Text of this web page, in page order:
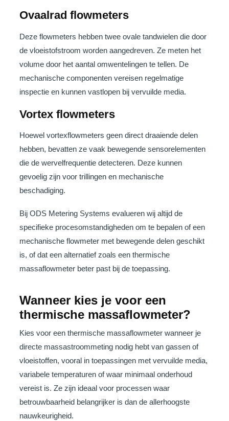
Ovaalrad flowmeters
Deze flowmeters hebben twee ovale tandwielen die door
de vloeistofstroom worden aangedreven. Ze meten het
volume door het aantal omwentelingen te tellen. De
mechanische componenten vereisen regelmatige
inspectie en kunnen vastlopen bij vervuilde media.
Vortex flowmeters
Hoewel vortexflowmeters geen direct draaiende delen
hebben, bevatten ze vaak bewegende sensorelementen
die de wervelfrequentie detecteren. Deze kunnen
gevoelig zijn voor trillingen en mechanische
beschadiging.
Bij ODS Metering Systems evalueren wij altijd de
specifieke procesomstandigheden om te bepalen of een
mechanische flowmeter met bewegende delen geschikt
is, of dat een alternatief zoals een thermische
massaflowmeter beter past bij de toepassing.
Wanneer kies je voor een
thermische massaflowmeter?
Kies voor een thermische massaflowmeter wanneer je
directe massastroommeting nodig hebt van gassen of
vloeistoffen, vooral in toepassingen met vervuilde media,
variabele temperaturen of waar minimaal onderhoud
vereist is. Ze zijn ideaal voor processen waar
betrouwbaarheid belangrijker is dan de allerhoogste
nauwkeurigheid.